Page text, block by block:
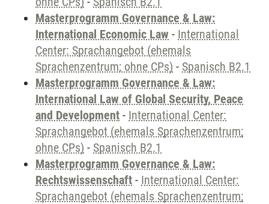
Masterprogramm Governance & Law:
International Economic Law - International
Center: Sprachangebot (ehemals
Sprachenzentrum; ohne CPs) - Spanisch B2.1
Masterprogramm Governance & Law:
International Law of Global Security, Peace
and Development - International Center:
Sprachangebot (ehemals Sprachenzentrum;
ohne CPs) - Spanisch B2.1
Masterprogramm Governance & Law:
Rechtswissenschaft - International Center:
Sprachangebot (ehemals Sprachenzentrum;